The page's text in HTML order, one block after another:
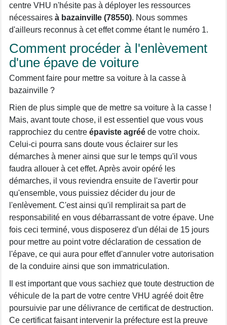
centre VHU n'hésite pas à déployer les ressources
nécessaires à bazainville (78550). Nous sommes
d'ailleurs reconnus à cet effet comme étant le numéro 1.
Comment procéder à l'enlèvement
d'une épave de voiture
Comment faire pour mettre sa voiture à la casse à
bazainville ?
Rien de plus simple que de mettre sa voiture à la casse !
Mais, avant toute chose, il est essentiel que vous vous
rapprochiez du centre épaviste agréé de votre choix.
Celui-ci pourra sans doute vous éclairer sur les
démarches à mener ainsi que sur le temps qu'il vous
faudra allouer à cet effet. Après avoir opéré les
démarches, il vous reviendra ensuite de l'avertir pour
qu'ensemble, vous puissiez décider du jour de
l'enlèvement. C'est ainsi qu'il remplirait sa part de
responsabilité en vous débarrassant de votre épave. Une
fois ceci terminé, vous disposerez d'un délai de 15 jours
pour mettre au point votre déclaration de cessation de
l'épave, ce qui aura pour effet d'annuler votre autorisation
de la conduire ainsi que son immatriculation.
Il est important que vous sachiez que toute destruction de
véhicule de la part de votre centre VHU agréé doit être
poursuivie par une délivrance de certificat de destruction.
Ce certificat faisant intervenir la préfecture est la preuve